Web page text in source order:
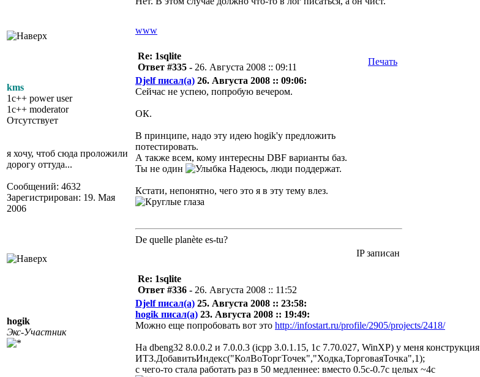
www
kms
1c++ power user
1c++ moderator
Отсутствует
я хочу, чтоб сюда проложили
дорогу оттуда...
Сообщений: 4632
Зарегистрирован: 19. Мая
2006
Re: 1sqlite
Ответ #335 - 26. Августа 2008 :: 09:11
Печать
Djelf писал(а) 26. Августа 2008 :: 09:06:
Сейчас не успею, попробую вечером.
ОК.
В принципе, надо эту идею hogik'у предложить
потестировать.
А также всем, кому интересны DBF варианты баз.
Ты не один
Надеюсь, люди поддержат.
Кстати, непонятно, чего это я в эту тему влез.
De quelle planète es-tu?
IP записан
hogik
Экс-Участник
Re: 1sqlite
Ответ #336 - 26. Августа 2008 :: 11:52
Djelf писал(а) 25. Августа 2008 :: 23:58:
hogik писал(а) 23. Августа 2008 :: 19:49:
Можно еще попробовать вот это http://infostart.ru/profile/2905/projects/2418/
На dbeng32 8.0.0.2 и 7.0.0.3 (icpp 3.0.1.15, 1c 7.70.027, WinXP) у меня конструкция
ИТЗ.ДобавитьИндекс("КолВоТоргТочек","Ходка,ТорговаяТочка",1);
с чего-то стала работать раз в 50 медленнее: вместо 0.5с-0.7с целых ~4с